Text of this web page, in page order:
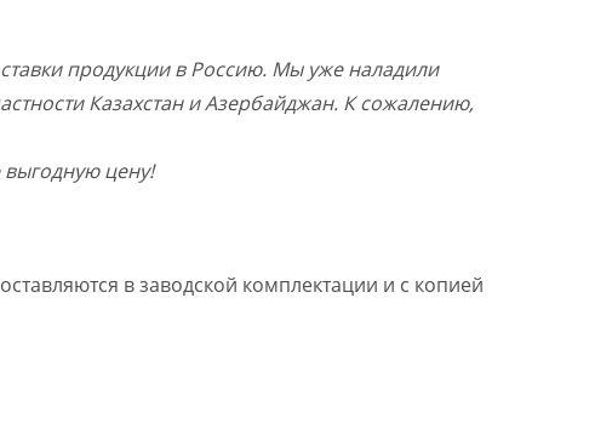
продукции в Россию. Мы уже наладили
Казахстан и Азербайджан. К сожалению,
цену!
в заводской комплектации и с копией